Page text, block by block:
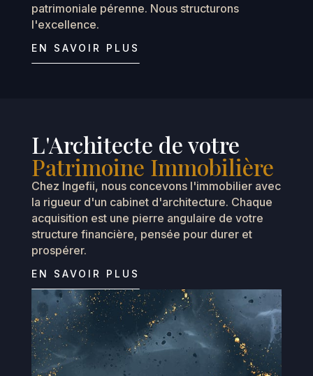
patrimoniale pérenne. Nous structurons
l'excellence.
EN SAVOIR PLUS
L'Architecte de votre
Patrimoine Immobilière
Chez Ingefii, nous concevons l'immobilier avec
la rigueur d'un cabinet d'architecture. Chaque
acquisition est une pierre angulaire de votre
structure financière, pensée pour durer et
prospérer.
EN SAVOIR PLUS